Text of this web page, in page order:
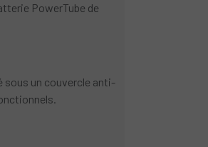
PowerTube de
sous un couvercle anti-